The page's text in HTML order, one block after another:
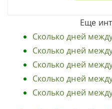
Еще
Сколько дней
Сколько дней
Сколько дней
Сколько дней
Сколько дней